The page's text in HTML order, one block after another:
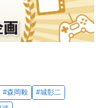
#森岡毅
#城彰二